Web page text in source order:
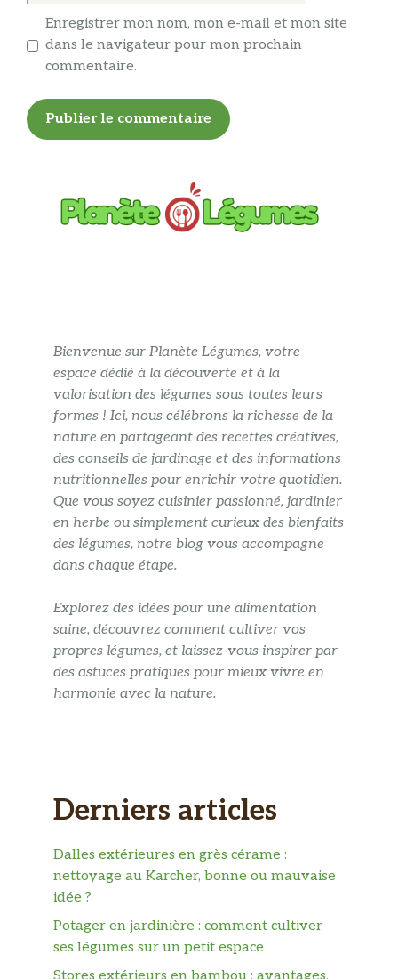
Enregistrer mon nom, mon e-mail et mon site
dans le navigateur pour mon prochain
commentaire.
Bienvenue sur Planète Légumes, votre
espace dédié à la découverte et à la
valorisation des légumes sous toutes leurs
formes ! Ici, nous célébrons la richesse de la
nature en partageant des recettes créatives,
des conseils de jardinage et des informations
nutritionnelles pour enrichir votre quotidien.
Que vous soyez cuisinier passionné, jardinier
en herbe ou simplement curieux des bienfaits
des légumes, notre blog vous accompagne
dans chaque étape.
Explorez des idées pour une alimentation
saine, découvrez comment cultiver vos
propres légumes, et laissez-vous inspirer par
des astuces pratiques pour mieux vivre en
harmonie avec la nature.
Derniers articles
Dalles extérieures en grès cérame :
nettoyage au Karcher, bonne ou mauvaise
idée ?
Potager en jardinière : comment cultiver
ses légumes sur un petit espace